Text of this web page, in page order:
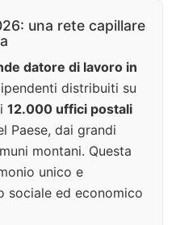
una rete capillare
datore di lavoro in
distribuiti su
12.000 uffici postali
Paese, dai grandi
montani. Questa
unico e
sociale ed economico